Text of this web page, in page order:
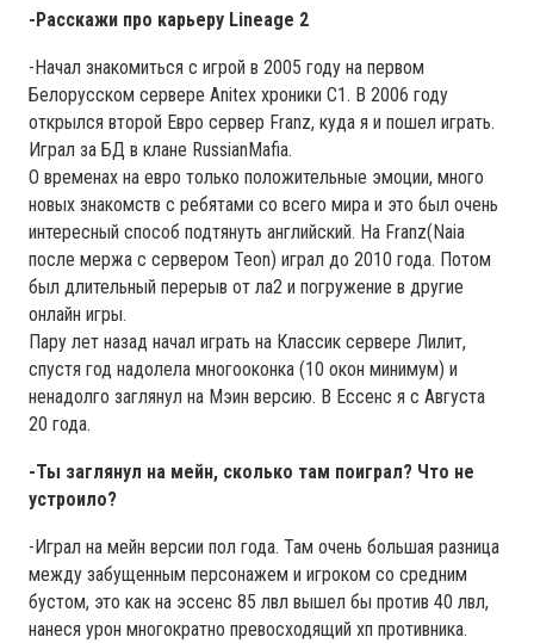
-Расскажи про карьеру Lineage 2
-Начал знакомиться с игрой в 2005 году на первом
Белорусском сервере Anitex хроники C1. В 2006 году
открылся второй Евро сервер Franz, куда я и пошел играть.
Играл за БД в клане RussianMafia.
О временах на евро только положительные эмоции, много
новых знакомств с ребятами со всего мира и это был очень
интересный способ подтянуть английский. На Franz(Naia
после мержа с сервером Teon) играл до 2010 года. Потом
был длительный перерыв от ла2 и погружение в другие
онлайн игры.
Пару лет назад начал играть на Классик сервере Лилит,
спустя год надолела многооконка (10 окон минимум) и
ненадолго заглянул на Мэин версию. В Ессенс я с Августа
20 года.
-Ты заглянул на мейн, сколько там поиграл? Что не
устроило?
-Играл на мейн версии пол года. Там очень большая разница
между забущенным персонажем и игроком со средним
бустом, это как на эссенс 85 лвл вышел бы против 40 лвл,
нанеся урон многократно превосходящий хп противника.